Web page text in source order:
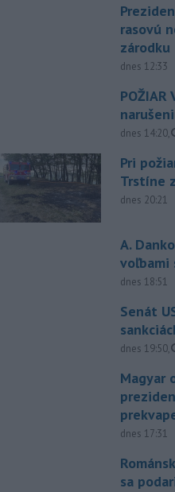
rasovú
zárodku
dnes 12:33
POŽIAR
dnes 14:20,
Pri
Trstíne
dnes 20:21
A.
voľbami
dnes 18:51
Senát
dnes 19:50,
Magyar
dnes 17:31
sa